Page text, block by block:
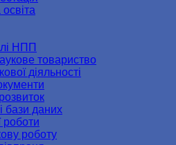
НПП
товариство
діяльності
бази даних
роботи
роботу